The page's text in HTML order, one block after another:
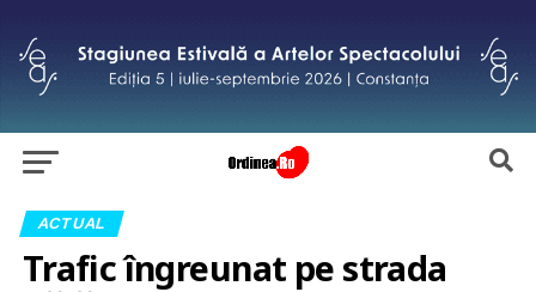
ACTUAL
Trafic îngreunat pe strada